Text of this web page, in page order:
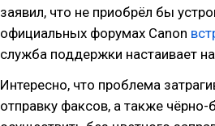
заявил, что не приобрёл бы
официальных форумах Canon
служба поддержки настаивает
Интересно, что проблема
отправку факсов, а также